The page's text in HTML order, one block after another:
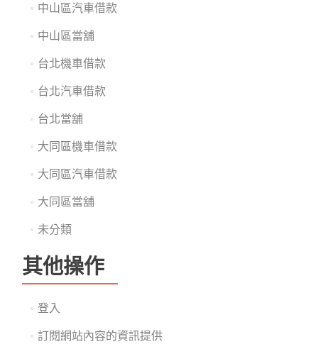
中山區汽車借款
中山區當舖
台北機車借款
台北汽車借款
台北當舖
大同區機車借款
大同區汽車借款
大同區當舖
未分類
其他操作
登入
訂閱網站內容的資訊提供